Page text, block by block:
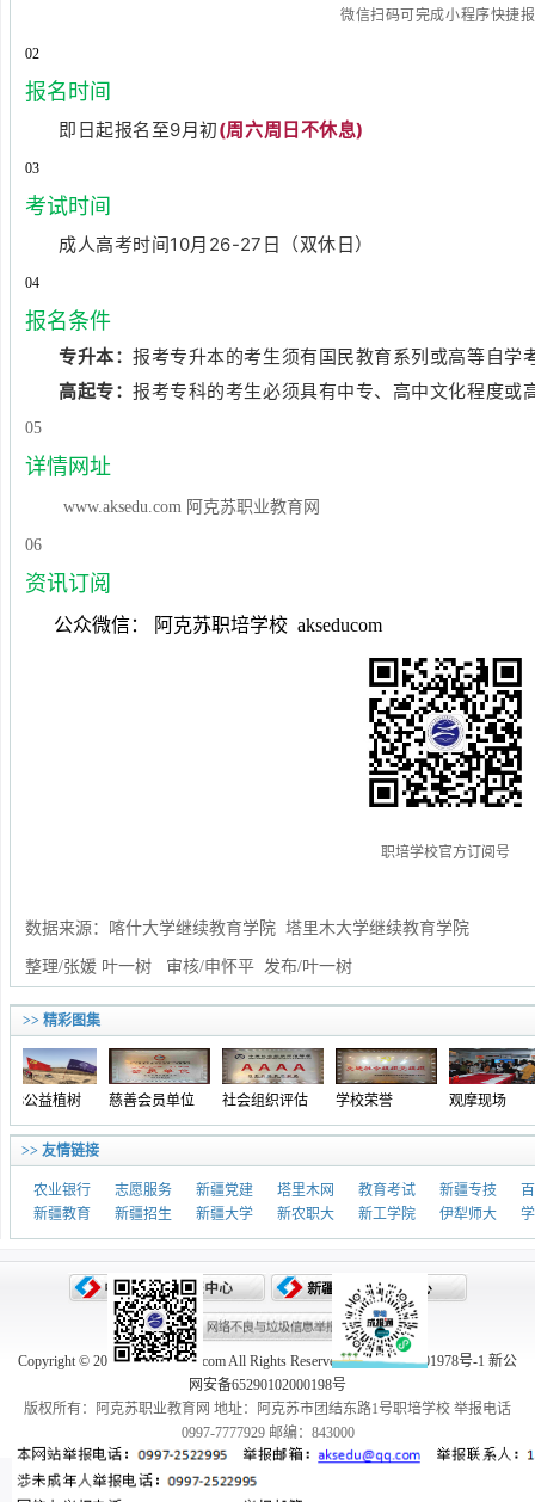
微信扫码可完成小程序快捷
02
报名时间
即日起报名至9月初(周六周日不休息)
03
考试时间
成人高考时间10月26-27日（双休日）
04
报名条件
专升本：报考专升本的考生须有国民教育系列或高等自学
高起专：报考专科的考生必须具有中专、高中文化程度或
05
详情网址
www.aksedu.com 阿克苏职业教育网
06
资讯订阅
公众微信： 阿克苏职培学校 akseducom
职培学校官方订阅号
数据来源：喀什大学继续教育学院 塔里木大学继续教育学院
整理/张媛 叶一树 审核/申怀平 发布/叶一树
>> 精彩图集
益植树 慈善会员单位 社会组织评估 学校荣誉 观摩现场
>> 友情链接
农业银行 志愿服务 新疆党建 塔里木网 教育考试 新疆专技
新疆教育
新疆招生 新疆大学 新农职大 新工学院 伊犁师大
Copyright © 2005-2026 aksedu.com All Rights Reserved. 新ICP备10001978号-1 新公
网安备65290102000198号
版权所有：阿克苏职业教育网 地址：阿克苏市团结东路1号职培学校 举报电话
0997-7777929 邮编：843000